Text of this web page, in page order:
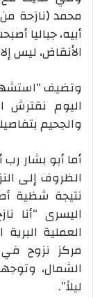
محمد (نازحة
أبيه، جباليا
الأنقاض، ليس
وتضيف
اليوم نقترش
والجحيم
الظروف إلى
نتيجة شظية
اليسرى “أنا
العملية
مركز نزوح في
الشمال،
ليلاً”.